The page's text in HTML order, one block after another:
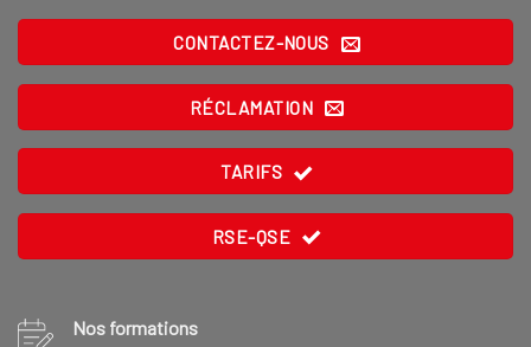
CONTACTEZ-NOUS
RÉCLAMATION
TARIFS
RSE-QSE
Nos formations